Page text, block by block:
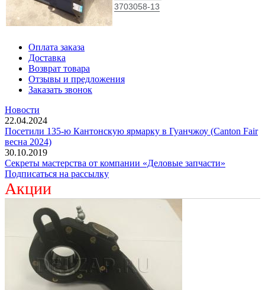
3703058-13
Оплата заказа
Доставка
Возврат товара
Отзывы и предложения
Заказать звонок
Новости
22.04.2024
Посетили 135-ю Кантонскую ярмарку в Гуанчжоу (Canton Fair
весна 2024)
30.10.2019
Секреты мастерства от компании «Деловые запчасти»
Подписаться на рассылку
Акции